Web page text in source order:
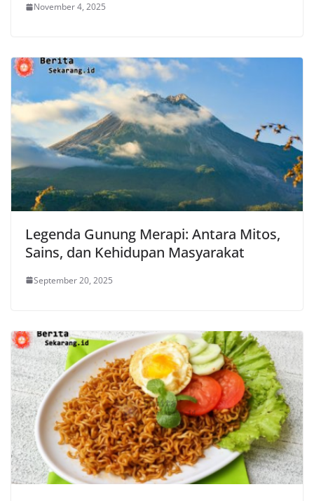
November 4, 2025
Legenda Gunung Merapi: Antara Mitos,
Sains, dan Kehidupan Masyarakat
September 20, 2025